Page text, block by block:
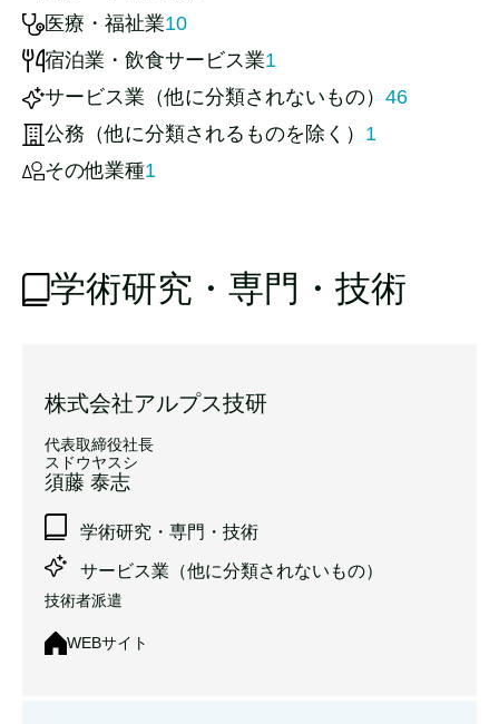
医療・福祉業10
宿泊業・飲食サービス業1
サービス業（他に分類されないもの） 46
公務（他に分類されるものを除く） 1
その他業種1
学術研究・専門・技術
株式会社アルプス技研
代表取締役社長
スドウヤスシ
須藤 泰志
学術研究・専門・技術
サービス業（他に分類されないもの）
技術者派遣
WEBサイト